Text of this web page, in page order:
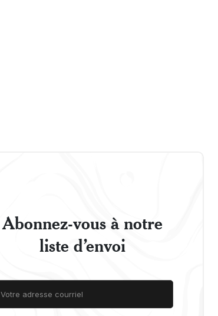
Abonnez-vous à notre
liste d’envoi